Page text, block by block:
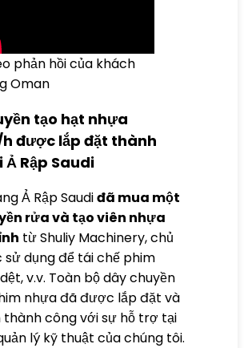
phản hồi của khách
Oman
tạo hạt nhựa
được lắp đặt thành
Rập Saudi
Ả Rập Saudiđã mua một
rửa và tạo viên nhựa
từ Shuliy Machinery, chủ
sử dụng để tái chế phim
v.v. Toàn bộ dây chuyền
nhựa đã được lắp đặt và
thành công với sự hỗ trợ tại
lý kỹ thuật của chúng tôi.